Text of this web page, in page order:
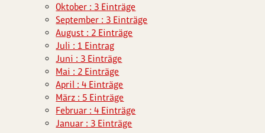
Oktober : 3 Einträge
September : 3 Einträge
August : 2 Einträge
Juli : 1 Eintrag
Juni : 3 Einträge
Mai : 2 Einträge
April : 4 Einträge
März : 5 Einträge
Februar : 4 Einträge
Januar : 3 Einträge